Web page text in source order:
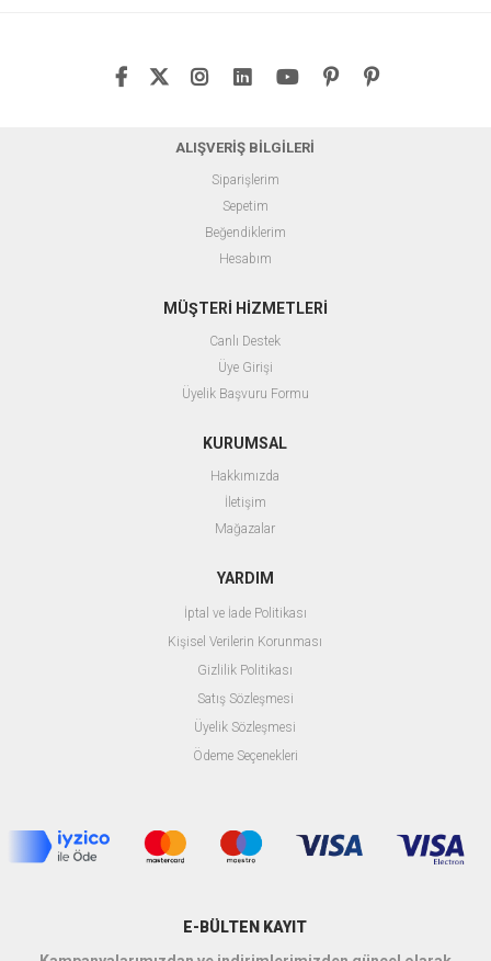
ALIŞVERİŞ BİLGİLERİ
Siparişlerim
Sepetim
Beğendiklerim
Hesabım
MÜŞTERİ HİZMETLERİ
Canlı Destek
Üye Girişi
Üyelik Başvuru Formu
KURUMSAL
Hakkımızda
İletişim
Mağazalar
YARDIM
İptal ve İade Politikası
Kişisel Verilerin Korunması
Gizlilik Politikası
Satış Sözleşmesi
Üyelik Sözleşmesi
Ödeme Seçenekleri
E-BÜLTEN KAYIT